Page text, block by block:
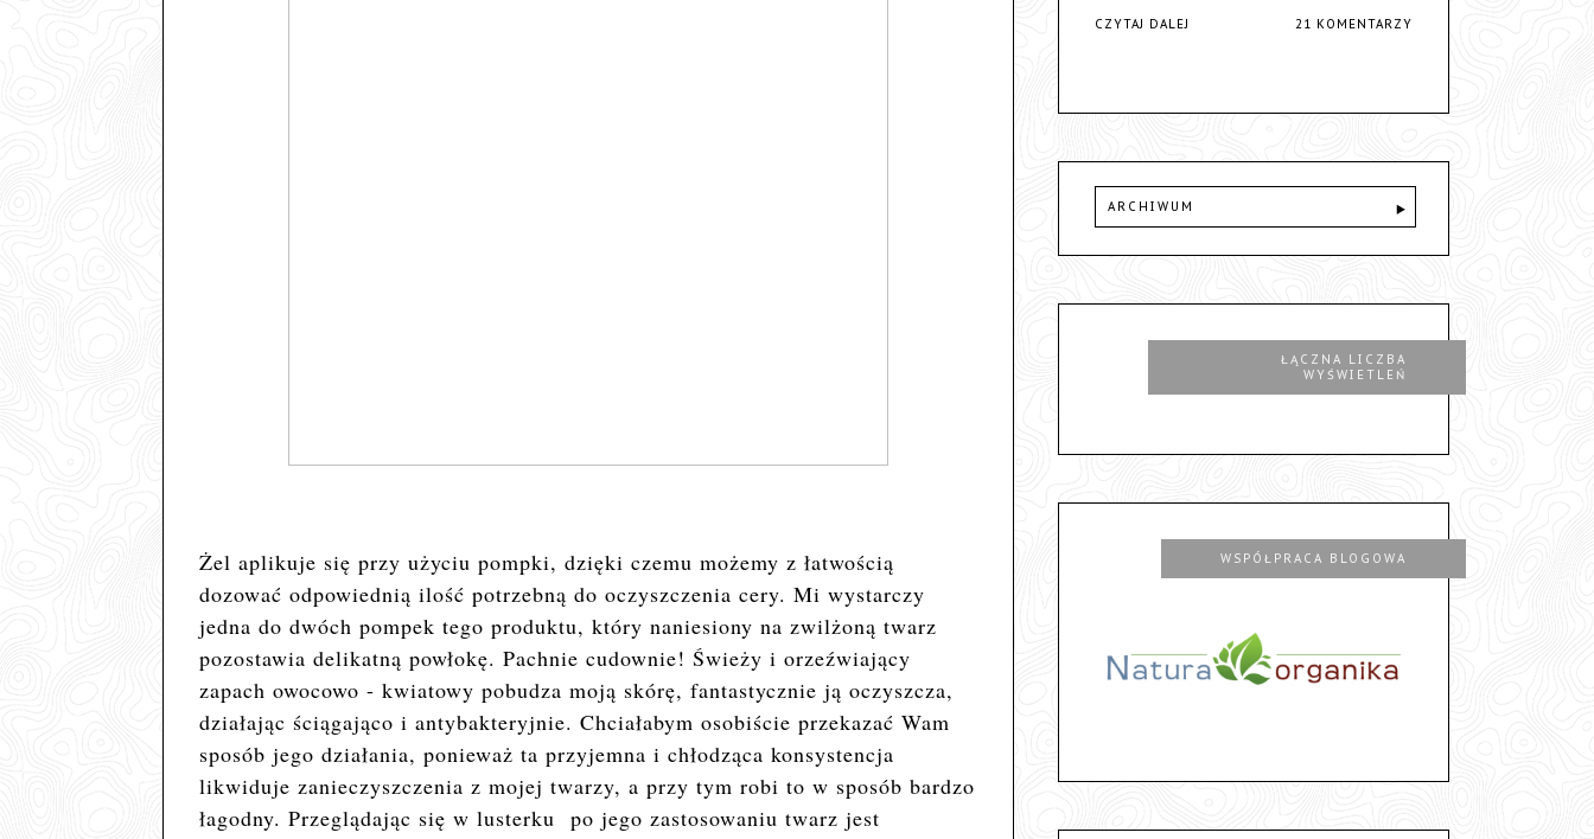
Żel aplikuje się przy użyciu pompki, dzięki czemu możemy z łatwością
dozować odpowiednią ilość potrzebną do oczyszczenia cery. Mi wystarczy
jedna do dwóch pompek tego produktu, który naniesiony na zwilżoną twarz
pozostawia delikatną powłokę. Pachnie cudownie! Świeży i orzeźwiający
zapach owocowo - kwiatowy pobudza moją skórę, fantastycznie ją oczyszcza,
działając ściągająco i antybakteryjnie. Chciałabym osobiście przekazać Wam
sposób jego działania, ponieważ ta przyjemna i chłodząca konsystencja
likwiduje zanieczyszczenia z mojej twarzy, a przy tym robi to w sposób bardzo
łagodny. Przeglądając się w lusterku po jego zastosowaniu twarz jest
CZYTAJ DALEJ 21 KOMENTARZY
ARCHIWUM
ŁĄCZNA LICZBA
WYŚWIETLEŃ
WSPÓŁPRACA BLOGOWA